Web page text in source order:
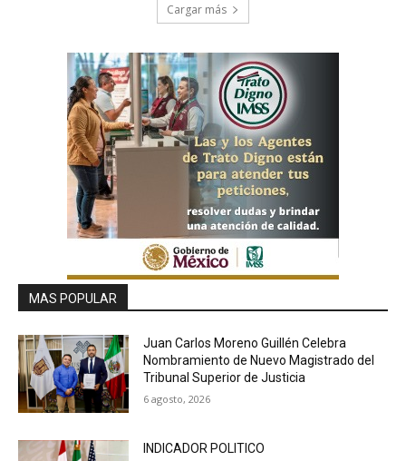
Cargar más
MAS POPULAR
Juan Carlos Moreno Guillén Celebra
Nombramiento de Nuevo Magistrado del
Tribunal Superior de Justicia
6 agosto, 2026
INDICADOR POLITICO